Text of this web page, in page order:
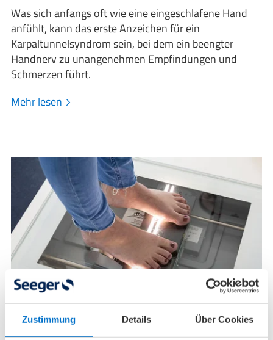
Zustimmung Details Über Cookies
Was sich anfangs oft wie eine eingeschlafene Hand
anfühlt, kann das erste Anzeichen für ein
Karpaltunnelsyndrom sein, bei dem ein beengter
Handnerv zu unangenehmen Empfindungen und
Schmerzen führt.
Mehr lesen